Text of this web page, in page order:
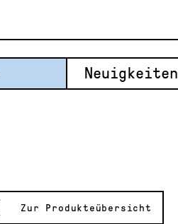
Neuigkeiten
Zur Produkteübersicht